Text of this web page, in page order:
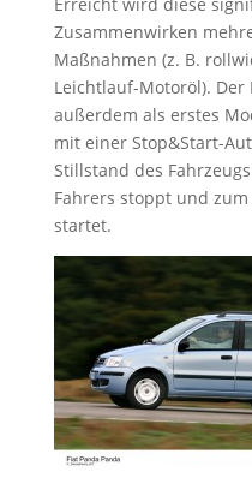
Zusammenwirken
Maßnahmen (z. B.
Leichtlauf-Motoröl). Der
außerdem als erstes
mit einer Stop&Start-
Stillstand des
Fahrers stoppt und
startet.